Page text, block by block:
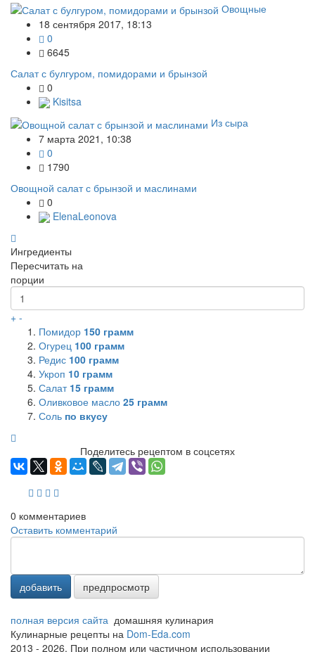
Овощные
18 сентября 2017, 18:13
0
6645
Салат с булгуром, помидорами и брынзой
0
Kisitsa
Из сыра
7 марта 2021, 10:38
0
1790
Овощной салат с брынзой и маслинами
0
ElenaLeonova
Ингредиенты
Пересчитать на
порции
+ -
Помидор 150 грамм
Огурец 100 грамм
Редис 100 грамм
Укроп 10 грамм
Салат 15 грамм
Оливковое масло 25 грамм
Соль по вкусу
Поделитесь рецептом в соцсетях
0 комментариев
Оставить комментарий
добавить предпросмотр
полная версия сайта домашняя кулинария
Кулинарные рецепты на Dom-Eda.com
2013 - 2026. При полном или частичном использовании